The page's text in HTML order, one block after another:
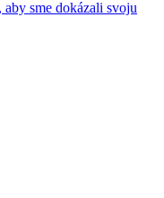
sme dokázali svoju